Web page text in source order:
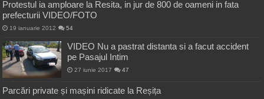
Protestul ia amploare la Resita, in jur de 800 de oameni in fata
prefecturii VIDEO/FOTO
19 ianuarie 2012 54
VIDEO Nu a pastrat distanta si a facut accident
pe Pasajul Intim
27 iunie 2017 47
Parcări private și mașini ridicate la Reșița